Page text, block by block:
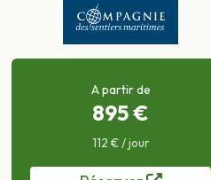
A partir de
895 €
112 € / jour